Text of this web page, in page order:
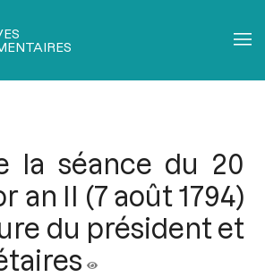
la séance du 20
an II (7 août 1794)
du président et